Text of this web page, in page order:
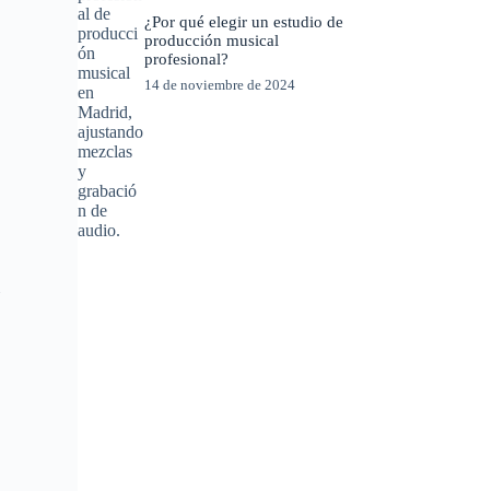
¿Por qué elegir un estudio de
producción musical
profesional?
14 de noviembre de 2024